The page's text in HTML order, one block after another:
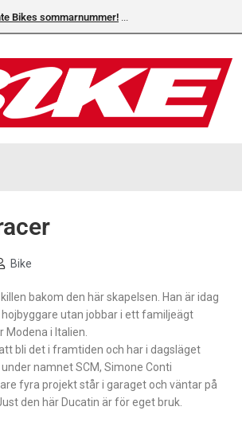
Bikes sommarnummer!
Bike
bakom den här skapelsen. Han är idag
utan jobbar i ett familjeägt
i Italien.
bli det i framtiden och har i dagsläget
namnet SCM, Simone Conti
fyra projekt står i garaget och väntar på
den här Ducatin är för eget bruk.